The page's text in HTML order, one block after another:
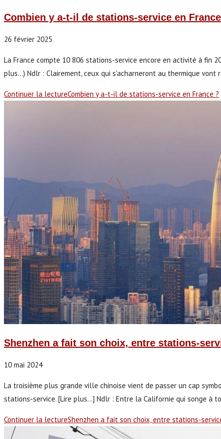
Combien y a-t-il de stations-service en
26 février 2025
La France compte 10 806 stations-service encore en activité à fin
plus...) Ndlr : Clairement, ceux qui s'acharneront au thermique
Continuer la lectureCombien y a-t-il de stations-service en France ?
Shenzhen a fait son choix, entre stations-
10 mai 2024
La troisième plus grande ville chinoise vient de passer un cap
stations-service. [Lire plus...] Ndlr : Entre la Californie qui songe à
Continuer la lectureShenzhen a fait son choix, entre stations-